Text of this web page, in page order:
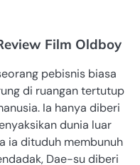
Film Oldboy
pebisnis biasa
di ruangan tertutup
Ia hanya diberi
dunia luar
ia dituduh membunuh
Dae-su diberi